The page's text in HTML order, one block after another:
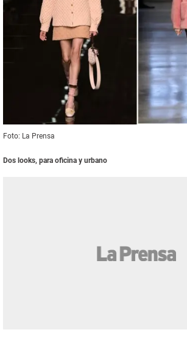
Foto: La Prensa
Dos looks, para oficina y urbano